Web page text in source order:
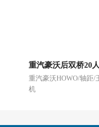
重汽豪沃后双桥20
重汽豪沃HOWO/轴距/
机